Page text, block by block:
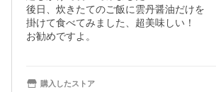
後日、炊きたてのご飯に雲丹醤油だけを
掛けて食べてみました、超美味しい！
お勧めですよ。
購入したストア